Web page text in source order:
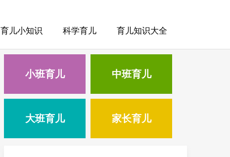
育儿小知识 科学育儿 育儿知识大全
小班育儿 中班育儿
大班育儿 家长育儿